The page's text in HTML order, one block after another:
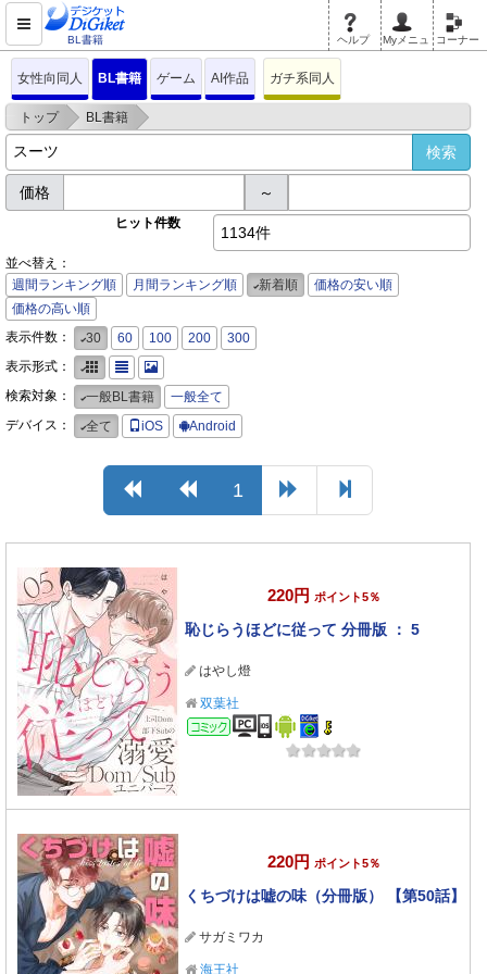
BL書籍 ヘルプ Myメニュ コーナー
女性向同人 BL書籍 ゲーム AI作品 ガチ系同人
トップ > BL書籍 >
価格 ～
ヒット件数
1134件
並べ替え：
週間ランキング順
月間ランキング順 新着順
価格の安い順
価格の高い順
表示件数：
30 60 100 200
300
表示形式：
検索対象：
一般BL書籍
一般全て
デバイス：
全て iOS Android
1
220円 ポイント5％
恥じらうほどに従って 分冊版 ： 5
はやし燈
双葉社
コミック
220円 ポイント5％
くちづけは嘘の味（分冊版） 【第50話】
サガミワカ
海王社